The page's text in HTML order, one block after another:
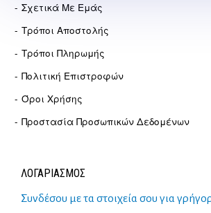
Σχετικά Με Εμάς
Τρόποι Αποστολής
Τρόποι Πληρωμής
Πολιτική Επιστροφών
Όροι Χρήσης
Προστασία Προσωπικών Δεδομένων
ΛΟΓΑΡΙΑΣΜΟΣ
Συνδέσου με τα στοιχεία σου για